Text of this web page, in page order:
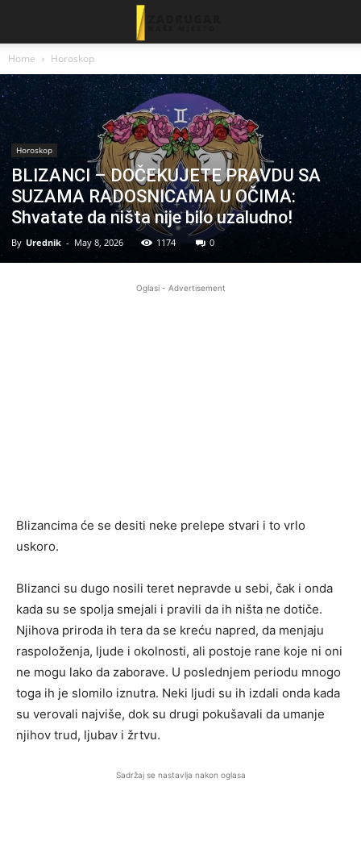
Home Horoskop
Horoskop
BLIZANCI – DOČEKUJETE PRAVDU SA
SUZAMA RADOSNICAMA U OČIMA:
Shvatate da ništa nije bilo uzaludno!
By Urednik - May 8, 2026 1174 0
Oglasi - Advertisement
Blizancima će se desiti neke prelepe stvari i to vrlo
uskoro.
Blizanci su dugo nosili teret nepravde u sebi, čak i onda
kada su se spolja smejali i pravili da ih ništa ne dotiče.
Njihova priroda ih tera da se kreću napred, da menjaju
raspoloženja, ljude i okolnosti, ali postoje rane koje ni oni
ne mogu lako da zaborave. U poslednjem periodu mnogo
toga ih je slomilo iznutra. Neki ljudi su ih izdali onda kada
su verovali najviše, dok su drugi pokušavali da umanje
njihov trud, ljubav i žrtvu.
Sadržaj se nastavlja nakon oglasa